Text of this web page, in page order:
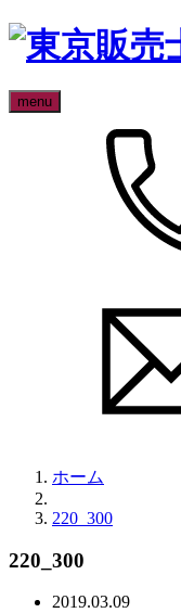
menu
ホーム
220_300
220_300
2019.03.09